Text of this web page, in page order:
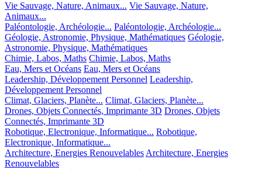
Vie Sauvage, Nature, Animaux... Vie Sauvage, Nature,
Animaux...
Paléontologie, Archéologie... Paléontologie, Archéologie...
Géologie, Astronomie, Physique, Mathématiques Géologie,
Astronomie, Physique, Mathématiques
Chimie, Labos, Maths Chimie, Labos, Maths
Eau, Mers et Océans Eau, Mers et Océans
Leadership, Développement Personnel Leadership,
Développement Personnel
Climat, Glaciers, Planète... Climat, Glaciers, Planète...
Drones, Objets Connectés, Imprimante 3D Drones, Objets
Connectés, Imprimante 3D
Robotique, Electronique, Informatique... Robotique,
Electronique, Informatique...
Architecture, Energies RenouvelablesArchitecture, Energies
Renouvelables